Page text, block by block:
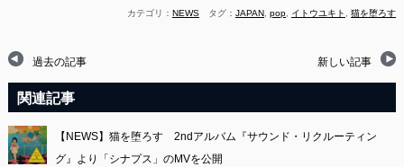
カテゴリ：NEWS タグ：JAPAN,pop, イトウユキト ,猫を堕ろす
過去の記事 新しい記事
関連記事
【NEWS】猫を堕ろす 2ndアルバム『サウンド・リクルーティン
グ』より「シナプス」のMVを公開